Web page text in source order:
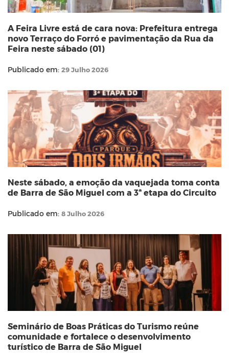
A Feira Livre está de cara nova: Prefeitura entrega
novo Terraço do Forró e pavimentação da Rua da
Feira neste sábado (01)
Publicado em: 29 Julho 2026
Neste sábado, a emoção da vaquejada toma conta
de Barra de São Miguel com a 3ª etapa do Circuito
Publicado em: 8 Julho 2026
Seminário de Boas Práticas do Turismo reúne
comunidade e fortalece o desenvolvimento
turístico de Barra de São Miguel